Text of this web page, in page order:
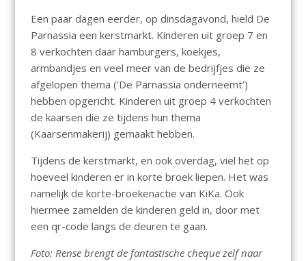
Een paar dagen eerder, op dinsdagavond, hield De
Parnassia een kerstmarkt. Kinderen uit groep 7 en
8 verkochten daar hamburgers, koekjes,
armbandjes en veel meer van de bedrijfjes die ze
afgelopen thema (‘De Parnassia onderneemt’)
hebben opgericht. Kinderen uit groep 4 verkochten
de kaarsen die ze tijdens hun thema
(Kaarsenmakerij) gemaakt hebben.
Tijdens de kerstmarkt, en ook overdag, viel het op
hoeveel kinderen er in korte broek liepen. Het was
namelijk de korte-broekenactie van KiKa. Ook
hiermee zamelden de kinderen geld in, door met
een qr-code langs de deuren te gaan.
Foto: Rense brengt de fantastische cheque zelf naar